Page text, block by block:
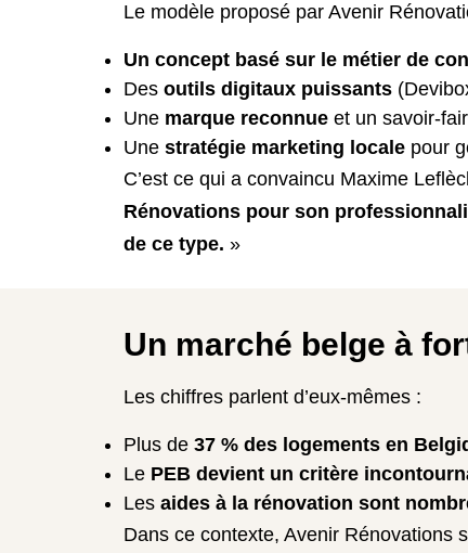
Le modèle proposé par Avenir
Un concept basé sur le métier de
Des outils digitaux puissants
Une marque reconnue et un savoir-
Une stratégie marketing locale pour
C’est ce qui a convaincu Maxime
Rénovations pour son
de ce type. »
Un marché belge à
Les chiffres parlent d’eux-mêmes :
Plus de 37 % des logements en
Le PEB devient un critère
Les aides à la rénovation sont
Dans ce contexte, Avenir Rénovations